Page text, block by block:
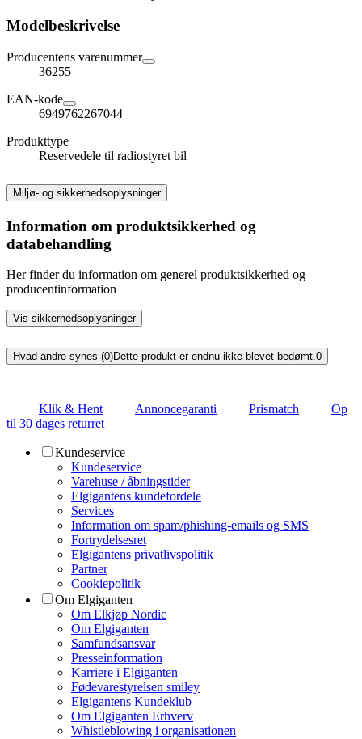
Modelbeskrivelse
Producentens varenummer
36255
EAN-kode
6949762267044
Produkttype
Reservedele til radiostyret bil
Miljø- og sikkerhedsoplysninger
Information om produktsikkerhed og
databehandling
Her finder du information om generel produktsikkerhed og
producentinformation
Vis sikkerhedsoplysninger
Hvad andre synes (0)Dette produkt er endnu ikke blevet bedømt.0
Klik & Hent Annoncegaranti Prismatch
Op
til 30 dages returret
Kundeservice
Kundeservice
Varehuse / åbningstider
Elgigantens kundefordele
Services
Information om spam/phishing-emails og SMS
Fortrydelsesret
Elgigantens privatlivspolitik
Partner
Cookiepolitik
Om Elgiganten
Om Elkjøp Nordic
Om Elgiganten
Samfundsansvar
Presseinformation
Karriere i Elgiganten
Fødevarestyrelsen smiley
Elgigantens Kundeklub
Om Elgiganten Erhverv
Whistleblowing i organisationen